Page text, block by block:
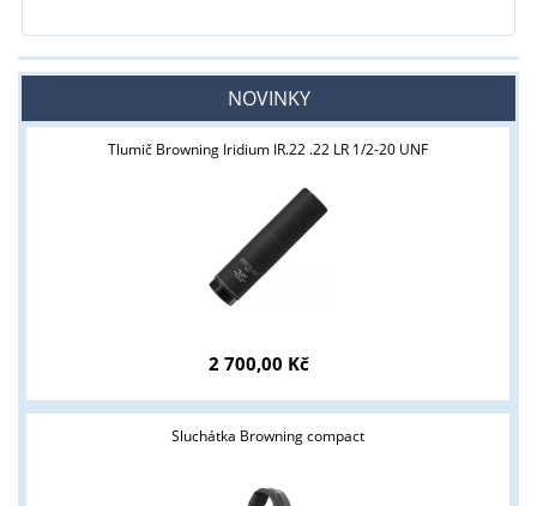
NOVINKY
Tlumič Browning Iridium IR.22 .22 LR 1/2-20 UNF
2 700,00 Kč
Sluchátka Browning compact